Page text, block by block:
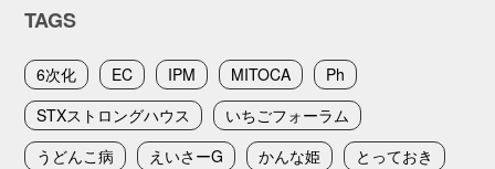
TAGS
6次化 EC IPM MITOCA
Ph
STXストロングハウス
いちごフォーラム
うどんこ病
えいさーG かんな姫
とっておき